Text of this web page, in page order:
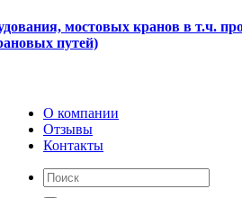
мостовых кранов в т.ч.
путей)
О компании
Отзывы
Контакты